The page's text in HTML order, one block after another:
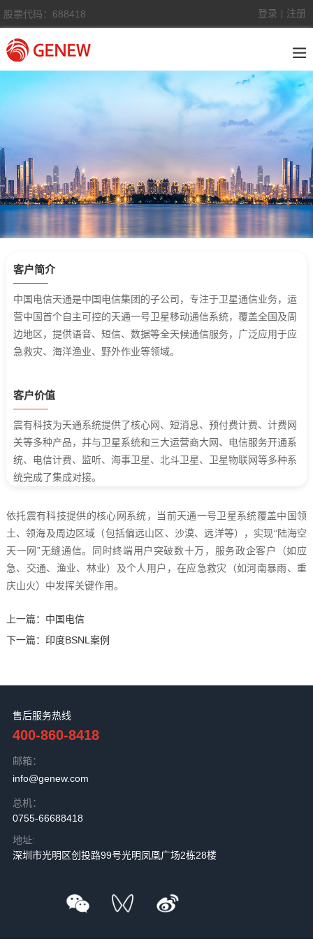
股票代码：688418 登录 注册
客户简介
中国电信天通是中国电信集团的子公司，专注于卫星通信业务，运
营中国首个自主可控的天通一号卫星移动通信系统，覆盖全国及周
边地区，提供语音、短信、数据等全天候通信服务，广泛应用于应
急救灾、海洋渔业、野外作业等领域。
客户价值
震有科技为天通系统提供了核心网、短消息、预付费计费、计费网
关等多种产品，并与卫星系统和三大运营商大网、电信服务开通系
统、电信计费、监听、海事卫星、北斗卫星、卫星物联网等多种系
统完成了集成对接。
依托震有科技提供的核心网系统，当前天通一号卫星系统覆盖中国领
土、领海及周边区域（包括偏远山区、沙漠、远洋等），实现“陆海空
天一网”无缝通信。同时终端用户突破数十万，服务政企客户（如应
急、交通、渔业、林业）及个人用户，在应急救灾（如河南暴雨、重
庆山火）中发挥关键作用。
上一篇： 中国电信
下一篇： 印度BSNL案例
售后服务热线
400-860-8418
邮箱：
info@genew.com
总机：
0755-66688418
地址:
深圳市光明区创投路99号光明凤凰广场2栋28楼